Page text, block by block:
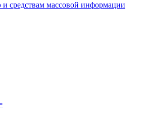
средствам массовой информации